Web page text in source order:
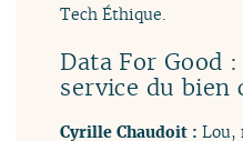
Tech Éthique.
Data For Good
service du bien
Cyrille Chaudoit :Lou,